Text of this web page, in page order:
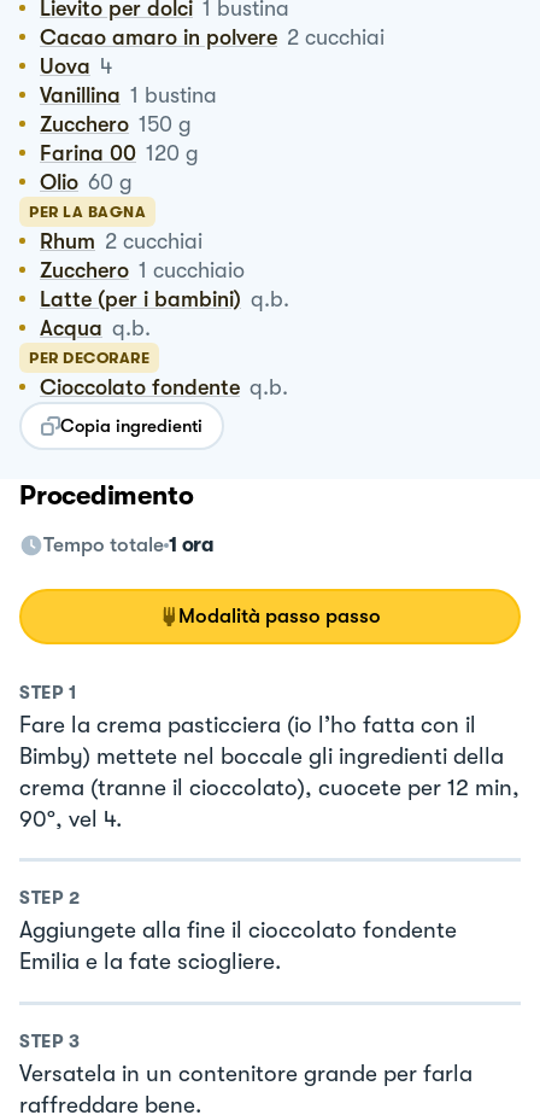
Lievito per dolci 1 bustina
Cacao amaro in polvere 2 cucchiai
Uova 4
Vanillina 1 bustina
Zucchero 150 g
Farina 00 120 g
Olio 60 g
PER LA BAGNA
Rhum 2 cucchiai
Zucchero 1 cucchiaio
Latte (per i bambini) q.b.
Acqua q.b.
PER DECORARE
Cioccolato fondente q.b.
Copia ingredienti
Procedimento
Tempo totale 1 ora
Modalità passo passo
STEP 1
Fare la crema pasticciera (io l’ho fatta con il
Bimby) mettete nel boccale gli ingredienti della
crema (tranne il cioccolato), cuocete per 12 min,
90º, vel 4.
STEP 2
Aggiungete alla fine il cioccolato fondente
Emilia e la fate sciogliere.
STEP 3
Versatela in un contenitore grande per farla
raffreddare bene.